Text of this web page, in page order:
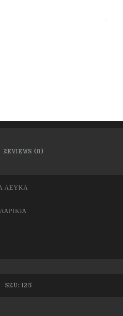
REVIEWS (0)
ΛΕΥΚΑ
SKU: 125